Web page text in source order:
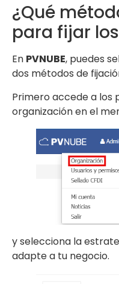
¿Qué
para fijar
En PVNUBE, puedes
dos métodos de
Primero accede a los
organización en el
y selecciona la
adapte a tu negocio.